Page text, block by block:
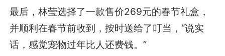
最后，林莹选择了一款售价269元的春节礼盒，
并顺利在春节前收到，按时送给了叮当，“说实
话，感觉宠物过年比人还费钱。”